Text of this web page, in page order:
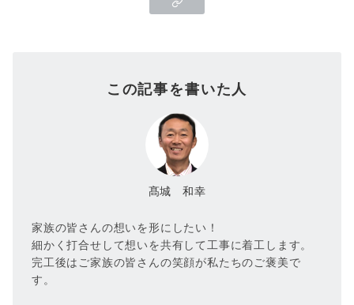
この記事を書いた人
髙城 和幸
家族の皆さんの想いを形にしたい！
細かく打合せして想いを共有して工事に着工します。
完工後はご家族の皆さんの笑顔が私たちのご褒美で
す。